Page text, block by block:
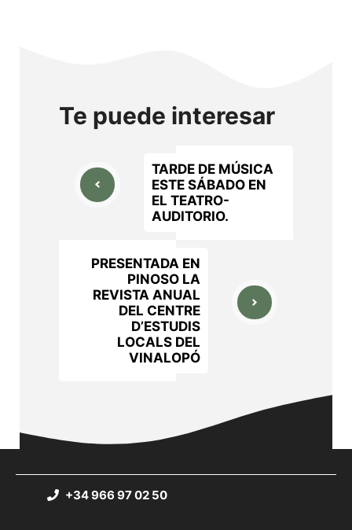
Te puede interesar
TARDE DE MÚSICA
ESTE SÁBADO EN
EL TEATRO-
AUDITORIO.
PRESENTADA EN
PINOSO LA
REVISTA ANUAL
DEL CENTRE
D’ESTUDIS
LOCALS DEL
VINALOPÓ
+34 966 97 02 50